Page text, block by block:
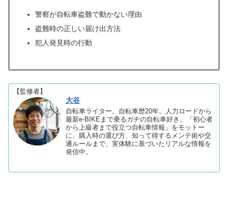
警察が自転車盗難で動かない理由
盗難時の正しい届け出方法
犯人発見時の行動
【監修者】
大谷
自転車ライター。自転車歴20年。人力ロードから
最新e-BIKEまで乗るガチの自転車好き。「初心者
から上級者まで役立つ自転車情報」をモットー
に、購入時の選び方、知って得するメンテ術や交
通ルールまで、実体験に基づいたリアルな情報を
発信中。